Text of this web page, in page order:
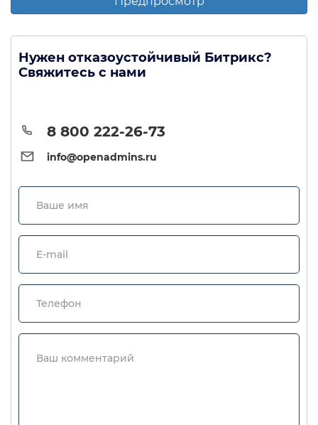
Нужен отказоустойчивый Битрикс?
Свяжитесь с нами
8 800 222-26-73
info@openadmins.ru